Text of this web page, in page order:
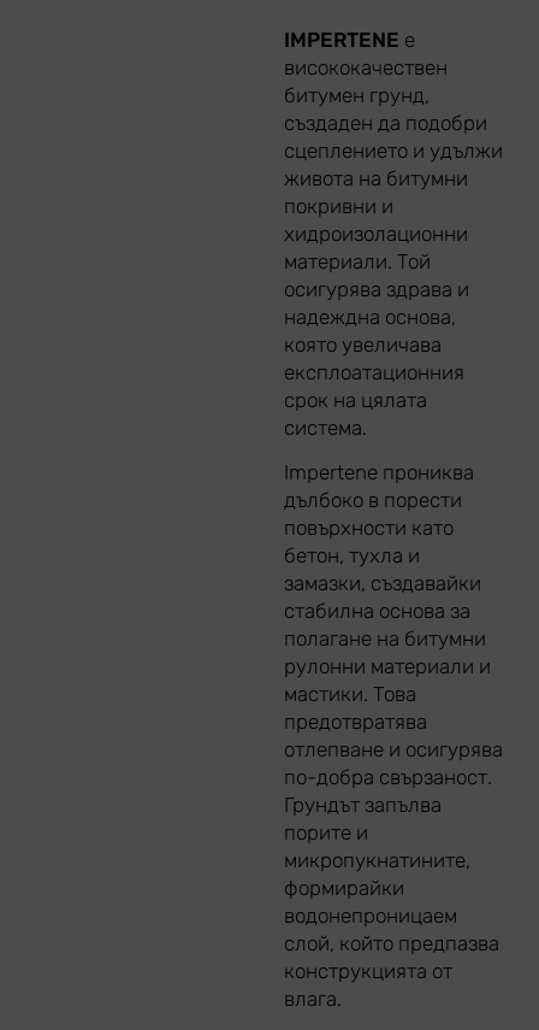
IMPERTENE е
висококачествен
битумен грунд,
създаден да подобри
сцеплението и удължи
живота на битумни
покривни и
хидроизолационни
материали. Той
осигурява здрава и
надеждна основа,
която увеличава
експлоатационния
срок на цялата
система.
Impertene прониква
дълбоко в порести
повърхности като
бетон, тухла и
замазки, създавайки
стабилна основа за
полагане на битумни
рулонни материали и
мастики. Това
предотвратява
отлепване и осигурява
по-добра свързаност.
Грундът запълва
порите и
микропукнатините,
формирайки
водонепроницаем
слой, който предпазва
конструкцията от
влага.